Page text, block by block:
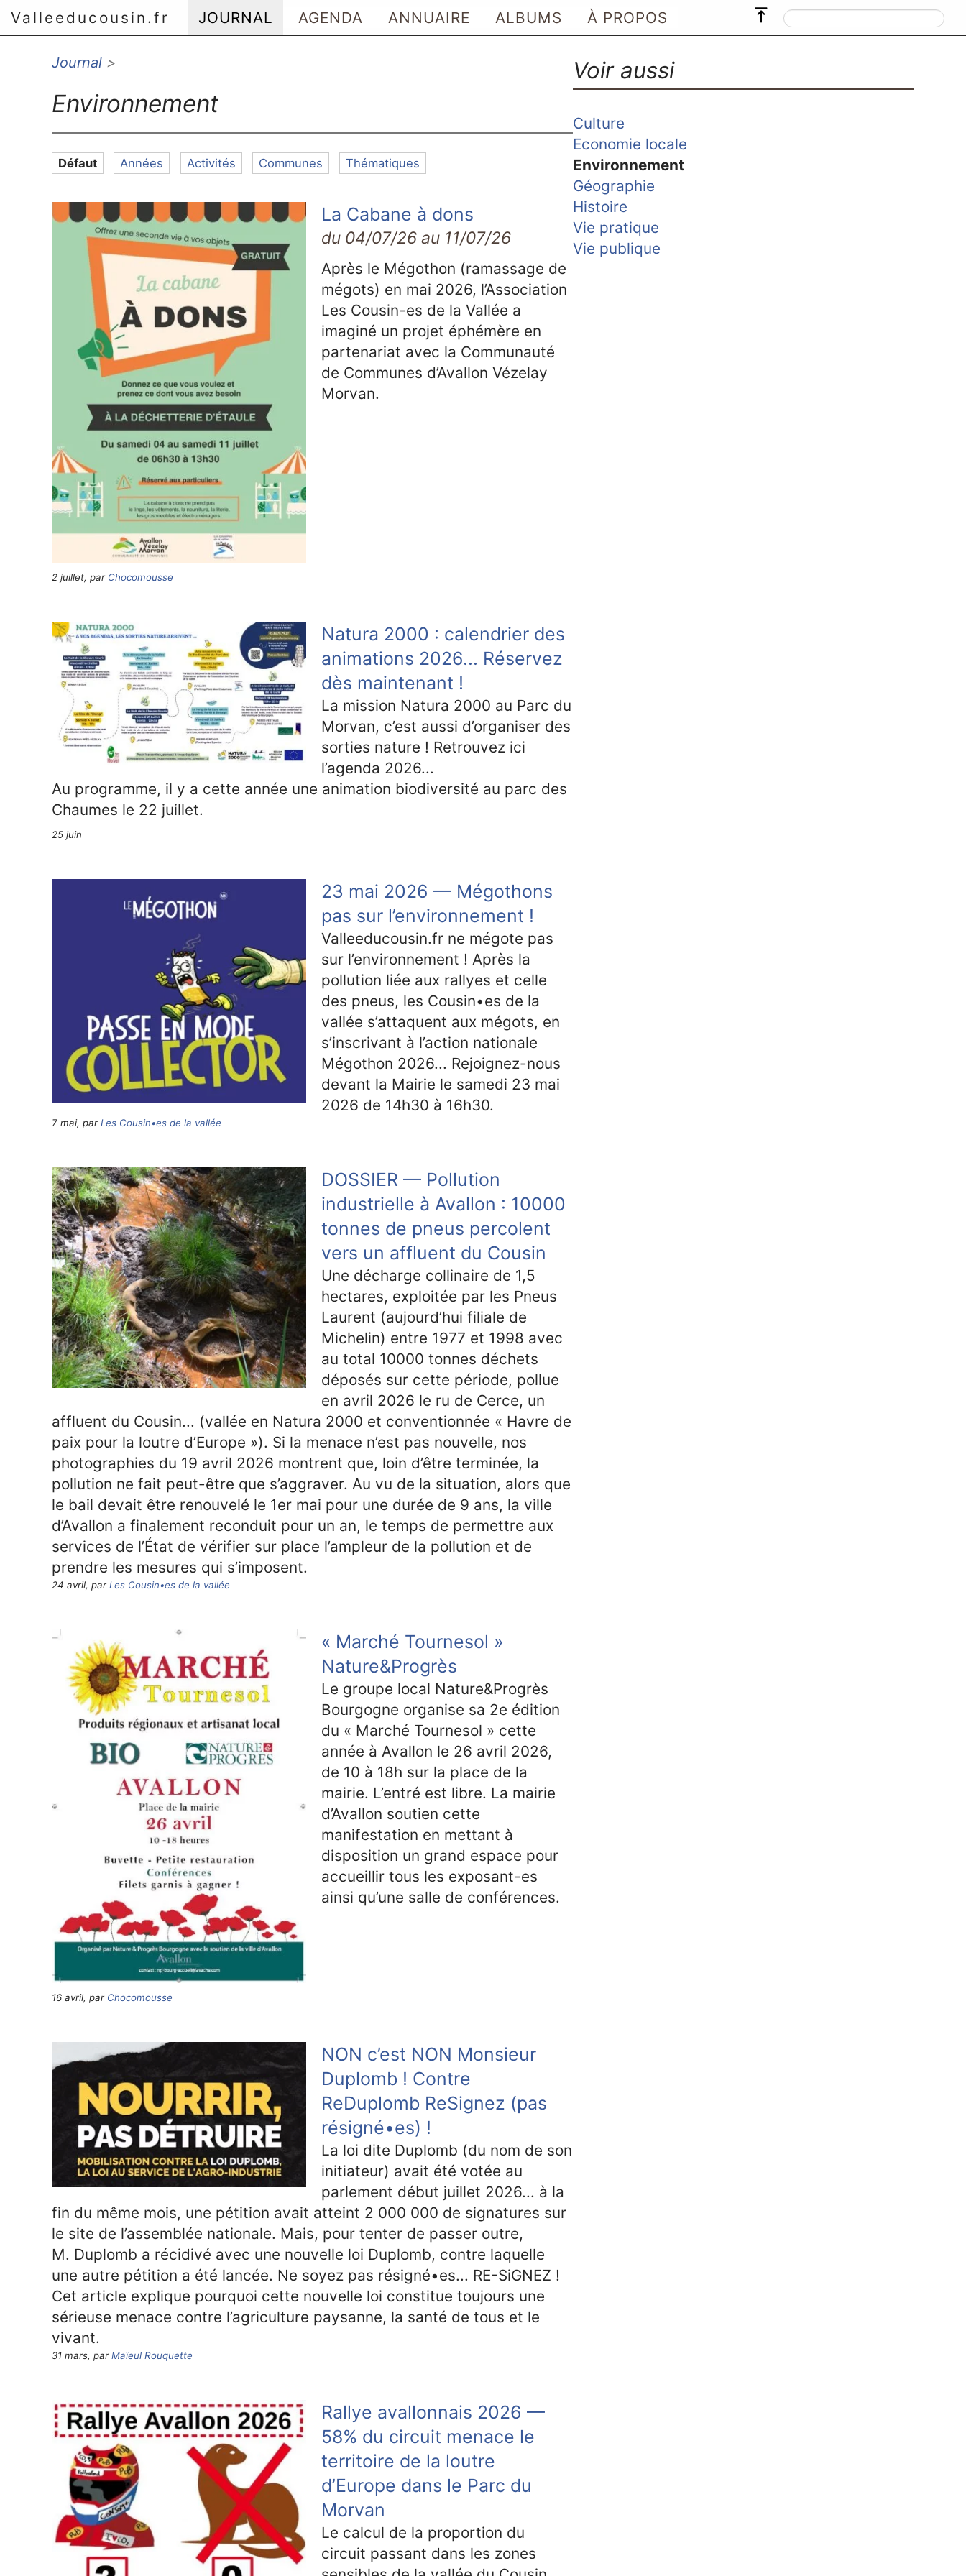
Valleeducousin.fr JOURNAL AGENDA ANNUAIRE ALBUMS À PROPOS
Aller au menu principal
Aller au menu secondaire
Journal >
Environnement
Défaut Années Activités Communes Thématiques
La Cabane à dons
du 04/07/26 au 11/07/26
Après le Mégothon (ramassage de
mégots) en mai 2026, l’Association
Les Cousin-es de la Vallée a
imaginé un projet éphémère en
partenariat avec la Communauté
de Communes d’Avallon Vézelay
Morvan.
2 juillet, par Chocomousse
Natura 2000 : calendrier des
animations 2026... Réservez
dès maintenant !
La mission Natura 2000 au Parc du
Morvan, c’est aussi d’organiser des
sorties nature ! Retrouvez ici
l’agenda 2026...
Au programme, il y a cette année une animation biodiversité au parc des
Chaumes le 22 juillet.
25 juin
23 mai 2026 — Mégothons
pas sur l’environnement !
Valleeducousin.fr ne mégote pas
sur l’environnement ! Après la
pollution liée aux rallyes et celle
des pneus, les Cousin•es de la
vallée s’attaquent aux mégots, en
s’inscrivant à l’action nationale
Mégothon 2026... Rejoignez-nous
devant la Mairie le samedi 23 mai
2026 de 14h30 à 16h30.
7 mai, par Les Cousin•es de la vallée
DOSSIER — Pollution
industrielle à Avallon : 10000
tonnes de pneus percolent
vers un affluent du Cousin
Une décharge collinaire de 1,5
hectares, exploitée par les Pneus
Laurent (aujourd’hui filiale de
Michelin) entre 1977 et 1998 avec
au total 10000 tonnes déchets
déposés sur cette période, pollue
en avril 2026 le ru de Cerce, un
affluent du Cousin... (vallée en Natura 2000 et conventionnée « Havre de
paix pour la loutre d’Europe »). Si la menace n’est pas nouvelle, nos
photographies du 19 avril 2026 montrent que, loin d’être terminée, la
pollution ne fait peut-être que s’aggraver. Au vu de la situation, alors que
le bail devait être renouvelé le 1er mai pour une durée de 9 ans, la ville
d’Avallon a finalement reconduit pour un an, le temps de permettre aux
services de l’État de vérifier sur place l’ampleur de la pollution et de
prendre les mesures qui s’imposent.
24 avril, par Les Cousin•es de la vallée
« Marché Tournesol »
Nature&Progrès
Le groupe local Nature&Progrès
Bourgogne organise sa 2e édition
du « Marché Tournesol » cette
année à Avallon le 26 avril 2026,
de 10 à 18h sur la place de la
mairie. L’entré est libre. La mairie
d’Avallon soutien cette
manifestation en mettant à
disposition un grand espace pour
accueillir tous les exposant-es
ainsi qu’une salle de conférences.
16 avril, par Chocomousse
NON c’est NON Monsieur
Duplomb ! Contre
ReDuplomb ReSignez (pas
résigné•es) !
La loi dite Duplomb (du nom de son
initiateur) avait été votée au
parlement début juillet 2026... à la
fin du même mois, une pétition avait atteint 2 000 000 de signatures sur
le site de l’assemblée nationale. Mais, pour tenter de passer outre,
M. Duplomb a récidivé avec une nouvelle loi Duplomb, contre laquelle
une autre pétition a été lancée. Ne soyez pas résigné•es... RE-SiGNEZ !
Cet article explique pourquoi cette nouvelle loi constitue toujours une
sérieuse menace contre l’agriculture paysanne, la santé de tous et le
vivant.
31 mars, par Maïeul Rouquette
Rallye avallonnais 2026 —
58% du circuit menace le
territoire de la loutre
d’Europe dans le Parc du
Morvan
Le calcul de la proportion du
circuit passant dans les zones
Voir aussi
Culture
Economie locale
Environnement
Géographie
Histoire
Vie pratique
Vie publique